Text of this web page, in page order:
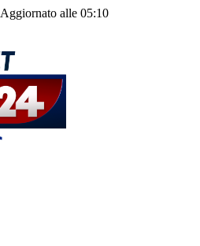
Aggiornato alle 05:10